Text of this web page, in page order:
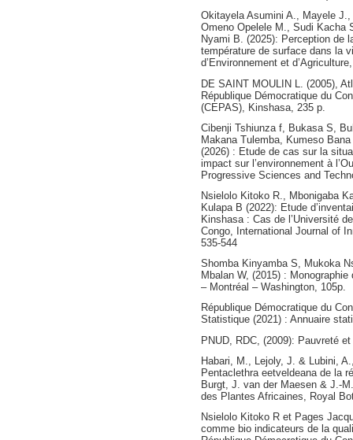
Okitayela Asumini A., Mayele
Omeno Opelele M., Sudi Kacha
Nyami B. (2025): Perception de
température de surface dans la
d’Environnement et
DE SAINT MOULIN L. (2005),
République Démocratique du
(CEPAS), Kinshasa, 235 p.
Cibenji Tshiunza f, Bukasa S,
Makana Tulemba, Kumeso
(2026) : Etude de cas sur la
impact sur l’environnement à
Progressive Sciences and
Nsielolo Kitoko R., Mbonigaba
Kulapa B (2022): Etude
Kinshasa : Cas de l’Université
Congo, International Journal of
535-544
Shomba Kinyamba S, Mukoka
Mbalan W, (2015) :
– Montréal – Washington, 105p.
République Démocratique du
Statistique (2021) : Annuaire
PNUD, RDC, (2009): Pauvreté
Habari, M., Lejoly, J. & Lubini,
Pentaclethra eetveldeana de la
Burgt, J. van der Maesen & J.-
des Plantes Africaines, Royal
Nsielolo Kitoko R et Pages
comme bio indicateurs de la